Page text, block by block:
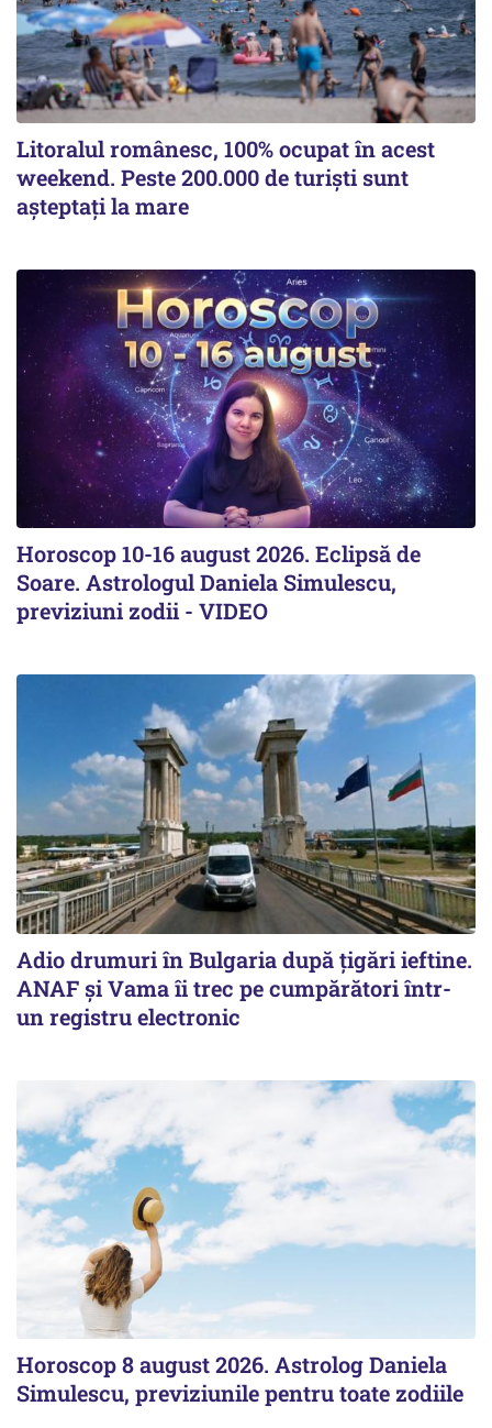
Litoralul românesc, 100% ocupat în acest
weekend. Peste 200.000 de turiști sunt
așteptați la mare
Horoscop 10-16 august 2026. Eclipsă de
Soare. Astrologul Daniela Simulescu,
previziuni zodii - VIDEO
Adio drumuri în Bulgaria după țigări ieftine.
ANAF și Vama îi trec pe cumpărători într-
un registru electronic
Horoscop 8 august 2026. Astrolog Daniela
Simulescu, previziunile pentru toate zodiile